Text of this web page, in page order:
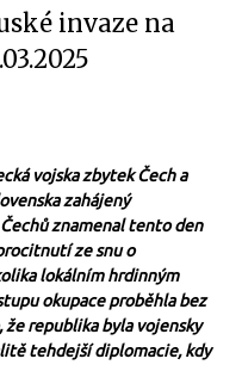
invaze na
vojska zbytek Čech a
zahájený
znamenal tento den
ze snu o
lokálním hrdinným
okupace proběhla bez
republika byla vojensky
tehdejší diplomacie, kdy